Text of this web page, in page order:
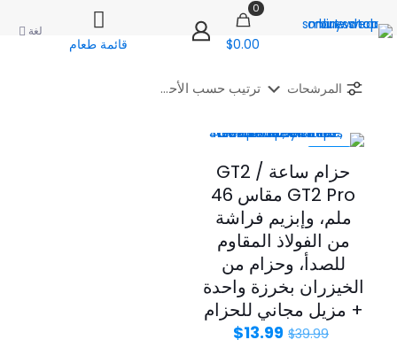
0
$0.00 قائمة طعام
لغة
المرشحات
حزام ساعة GT2 /
GT2 Pro مقاس 46
ملم، وإبزيم فراشة
من الفولاذ المقاوم
للصدأ، وحزام من
الخيزران بخرزة واحدة
+ مزيل مجاني للحزام
$39.99
السعر$13.99